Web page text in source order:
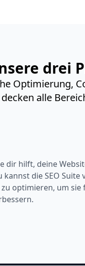
drei
Optimierung,
decken alle
dir hilft, deine
die SEO Suite
optimieren, um sie